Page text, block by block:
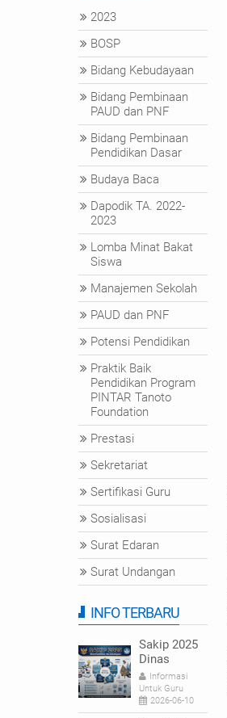
2023
BOSP
Bidang Kebudayaan
Bidang Pembinaan
PAUD dan PNF
Bidang Pembinaan
Pendidikan Dasar
Budaya Baca
Dapodik TA. 2022-
2023
Lomba Minat Bakat
Siswa
Manajemen Sekolah
PAUD dan PNF
Potensi Pendidikan
Praktik Baik
Pendidikan Program
PINTAR Tanoto
Foundation
Prestasi
Sekretariat
Sertifikasi Guru
Sosialisasi
Surat Edaran
Surat Undangan
INFO TERBARU
Sakip 2025
Dinas
Pendidikan
dan
Kebudayaan
Informasi
Untuk Guru
2026-06-10